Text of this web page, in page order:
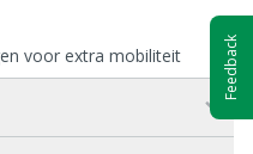
voor extra mobiliteit
Feedback